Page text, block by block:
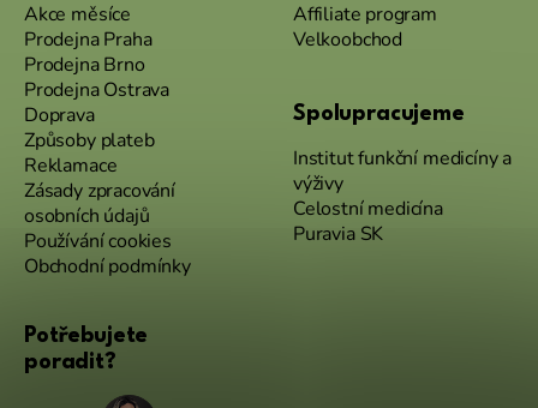
Akce měsíce
Prodejna Praha
Prodejna Brno
Prodejna Ostrava
Doprava
Způsoby plateb
Reklamace
Zásady zpracování
osobních údajů
Používání cookies
Obchodní podmínky
Affiliate program
Velkoobchod
Spolupracujeme
Institut funkční medicíny a
výživy
Celostní medicína
Puravia SK
Potřebujete
poradit?